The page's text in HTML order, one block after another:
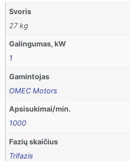
Svoris
27 kg
Galingumas, kW
1
Gamintojas
OMEC Motors
Apsisukimai/min.
1000
Fazių skaičius
Trifazis